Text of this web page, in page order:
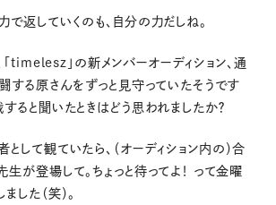
返していくのも、自分の力だしね。
timelesz」の新メンバーオーディション、通
闘する原さんをずっと見守っていたそうです
すると聞いたときはどう思われましたか？
して観ていたら、（オーディション内の）合
が登場して。ちょっと待ってよ！ って金曜
した（笑）。